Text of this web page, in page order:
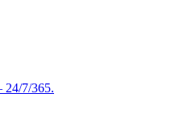
24/7/365.